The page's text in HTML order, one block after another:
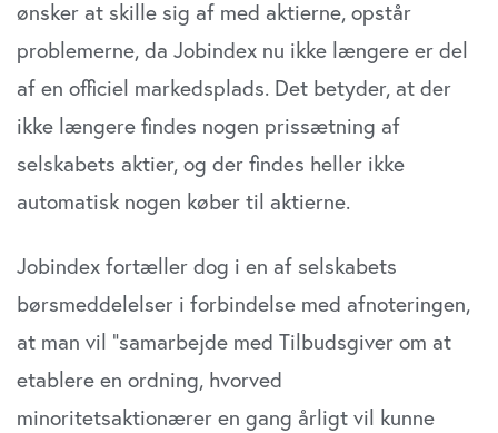
ønsker at skille sig af med aktierne, opstår
problemerne, da Jobindex nu ikke længere er del
af en officiel markedsplads. Det betyder, at der
ikke længere findes nogen prissætning af
selskabets aktier, og der findes heller ikke
automatisk nogen køber til aktierne.
Jobindex fortæller dog i en af selskabets
børsmeddelelser i forbindelse med afnoteringen,
at man vil ”samarbejde med Tilbudsgiver om at
etablere en ordning, hvorved
minoritetsaktionærer en gang årligt vil kunne